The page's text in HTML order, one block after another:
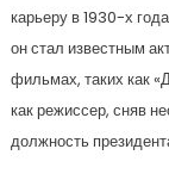
карьеру в 1930-х
он стал известным
фильмах, таких как
как режиссер, сняв
должность